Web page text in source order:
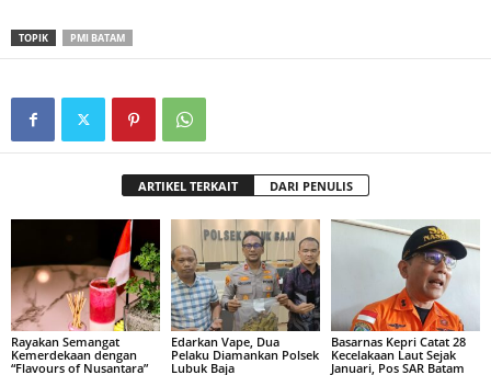
TOPIK PMI BATAM
ARTIKEL TERKAIT DARI PENULIS
Rayakan Semangat
Kemerdekaan dengan
“Flavours of Nusantara”
Edarkan Vape, Dua
Pelaku Diamankan Polsek
Lubuk Baja
Basarnas Kepri Catat 28
Kecelakaan Laut Sejak
Januari, Pos SAR Batam